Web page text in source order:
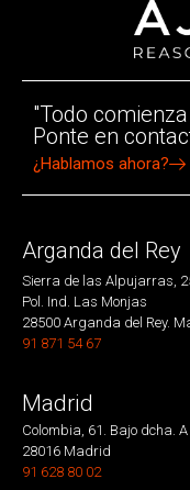
"Todo
Ponte en
¿Hablamos ahora?
Arganda del Rey
Sierra de las Alpujarras,
Pol. Ind. Las Monjas
28500 Arganda del Rey.
91 871 54 67
Madrid
Colombia, 61. Bajo dcha. A
28016 Madrid
91 628 80 02